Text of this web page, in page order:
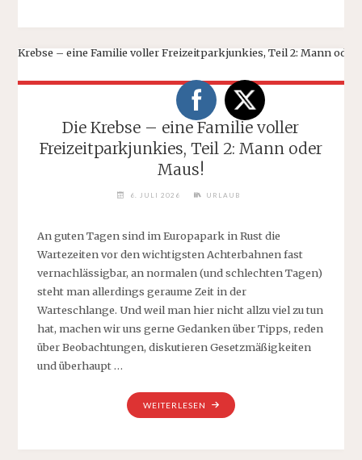
Die Krebse – eine Familie voller
Freizeitparkjunkies, Teil 2: Mann oder
Maus!
6. JULI 2026 URLAUB
An guten Tagen sind im Europapark in Rust die
Wartezeiten vor den wichtigsten Achterbahnen fast
vernachlässigbar, an normalen (und schlechten Tagen)
steht man allerdings geraume Zeit in der
Warteschlange. Und weil man hier nicht allzu viel zu tun
hat, machen wir uns gerne Gedanken über Tipps, reden
über Beobachtungen, diskutieren Gesetzmäßigkeiten
und überhaupt …
WEITERLESEN
„DIE
KREBSE
EINE